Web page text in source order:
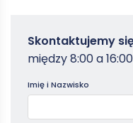
Zamowterminal
Poradniki
Skontaktujemy
między 8:00 a
Imię i Nazwisko